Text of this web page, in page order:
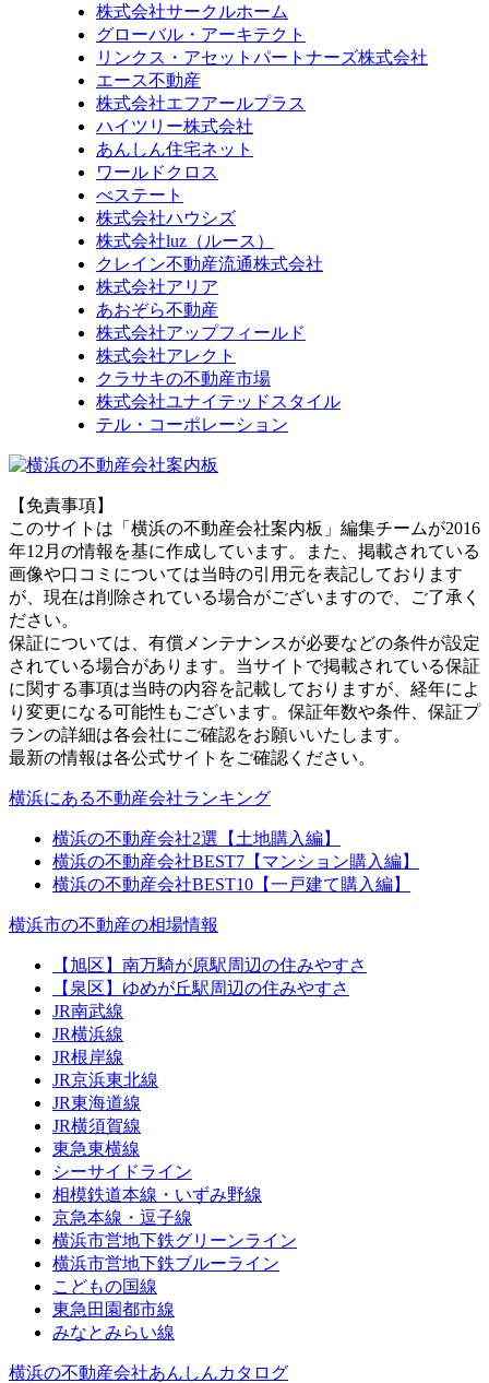
株式会社サークルホーム
グローバル・アーキテクト
リンクス・アセットパートナーズ株式会社
エース不動産
株式会社エフアールプラス
ハイツリー株式会社
あんしん住宅ネット
ワールドクロス
べステート
株式会社ハウシズ
株式会社luz（ルース）
クレイン不動産流通株式会社
株式会社アリア
あおぞら不動産
株式会社アップフィールド
株式会社アレクト
クラサキの不動産市場
株式会社ユナイテッドスタイル
テル・コーポレーション
【免責事項】
このサイトは「横浜の不動産会社案内板」編集チームが2016
年12月の情報を基に作成しています。また、掲載されている
画像や口コミについては当時の引用元を表記しております
が、現在は削除されている場合がございますので、ご了承く
ださい。
保証については、有償メンテナンスが必要などの条件が設定
されている場合があります。当サイトで掲載されている保証
に関する事項は当時の内容を記載しておりますが、経年によ
り変更になる可能性もございます。保証年数や条件、保証プ
ランの詳細は各会社にご確認をお願いいたします。
最新の情報は各公式サイトをご確認ください。
横浜にある不動産会社ランキング
横浜の不動産会社2選【土地購入編】
横浜の不動産会社BEST7【マンション購入編】
横浜の不動産会社BEST10【一戸建て購入編】
横浜市の不動産の相場情報
【旭区】南万騎が原駅周辺の住みやすさ
【泉区】ゆめが丘駅周辺の住みやすさ
JR南武線
JR横浜線
JR根岸線
JR京浜東北線
JR東海道線
JR横須賀線
東急東横線
シーサイドライン
相模鉄道本線・いずみ野線
京急本線・逗子線
横浜市営地下鉄グリーンライン
横浜市営地下鉄ブルーライン
こどもの国線
東急田園都市線
みなとみらい線
横浜の不動産会社あんしんカタログ